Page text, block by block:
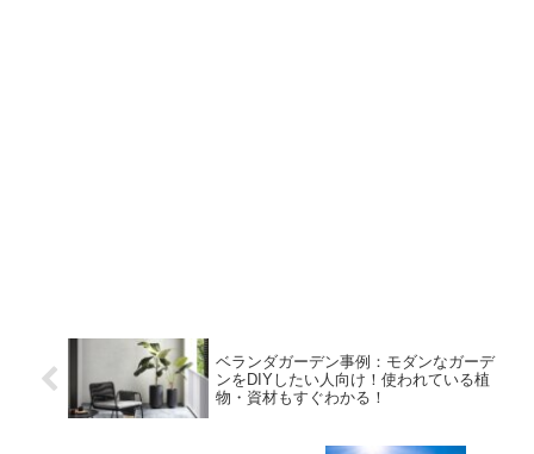
ベランダガーデン事例：モダンなガーデ
ンをDIYしたい人向け！使われている植
物・資材もすぐわかる！